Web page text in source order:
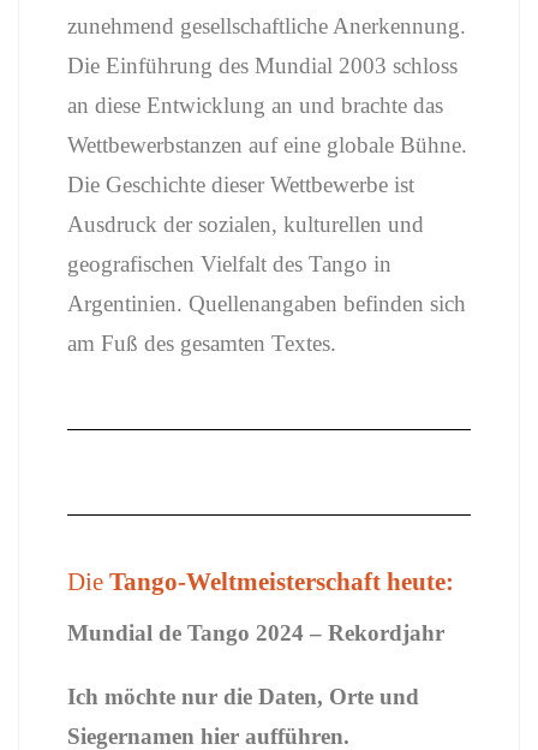
zunehmend gesellschaftliche Anerkennung.
Die Einführung des Mundial 2003 schloss
an diese Entwicklung an und brachte das
Wettbewerbstanzen auf eine globale Bühne.
Die Geschichte dieser Wettbewerbe ist
Ausdruck der sozialen, kulturellen und
geografischen Vielfalt des Tango in
Argentinien. Quellenangaben befinden sich
am Fuß des gesamten Textes.
Die Tango-Weltmeisterschaft heute:
Mundial de Tango 2024 – Rekordjahr
Ich möchte nur die Daten, Orte und
Siegernamen hier aufführen.